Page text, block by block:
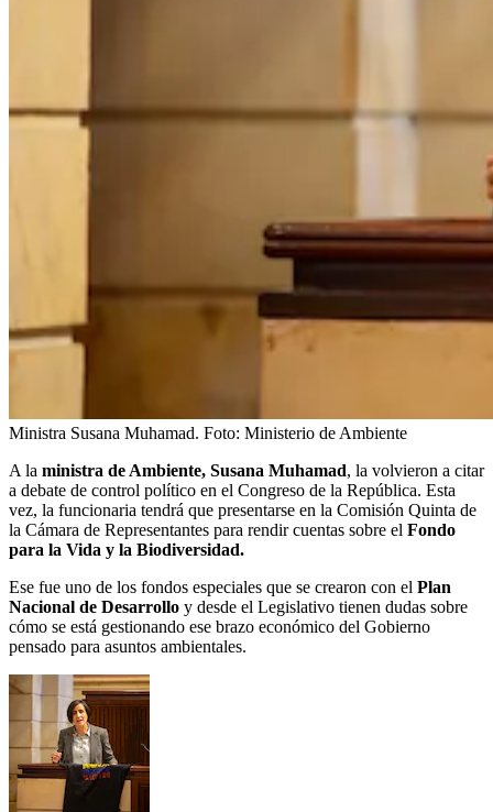
Ministra Susana Muhamad. Foto: Ministerio de Ambiente
A la ministra de Ambiente, Susana Muhamad, la volvieron a citar
a debate de control político en el Congreso de la República. Esta
vez, la funcionaria tendrá que presentarse en la Comisión Quinta de
la Cámara de Representantes para rendir cuentas sobre el Fondo
para la Vida y la Biodiversidad.
Ese fue uno de los fondos especiales que se crearon con el Plan
Nacional de Desarrollo y desde el Legislativo tienen dudas sobre
cómo se está gestionando ese brazo económico del Gobierno
pensado para asuntos ambientales.